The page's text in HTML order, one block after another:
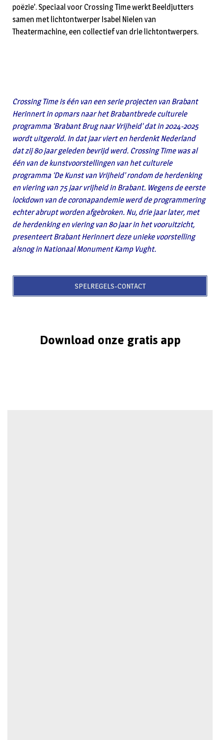
poëzie’. Speciaal voor Crossing Time werkt Beeldjutters
samen met lichtontwerper Isabel Nielen van
Theatermachine, een collectief van drie lichtontwerpers.
Crossing Time is één van een serie projecten van Brabant
Herinnert in opmars naar het Brabantbrede culturele
programma ‘Brabant Brug naar Vrijheid’ dat in 2024-2025
wordt uitgerold. In dat jaar viert en herdenkt Nederland
dat zij 80 jaar geleden bevrijd werd. Crossing Time was al
één van de kunstvoorstellingen van het culturele
programma ‘De Kunst van Vrijheid’ rondom de herdenking
en viering van 75 jaar vrijheid in Brabant. Wegens de eerste
lockdown van de coronapandemie werd de programmering
echter abrupt worden afgebroken. Nu, drie jaar later, met
de herdenking en viering van 80 jaar in het vooruitzicht,
presenteert Brabant Herinnert deze unieke voorstelling
alsnog in Nationaal Monument Kamp Vught.
SPELREGELS-CONTACT
Download onze gratis app